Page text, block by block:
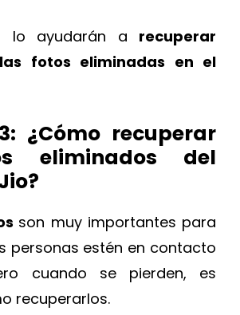
lo ayudarán a recuperar
fotos eliminadas en el
¿Cómo recuperar
eliminados del
son muy importantes para
personas estén en contacto
cuando se pierden, es
recuperarlos.